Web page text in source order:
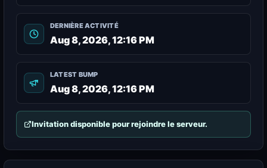
DERNIÈRE ACTIVITÉ
Aug 8, 2026, 12:16 PM
LATEST BUMP
Aug 8, 2026, 12:16 PM
Invitation disponible pour rejoindre le serveur.